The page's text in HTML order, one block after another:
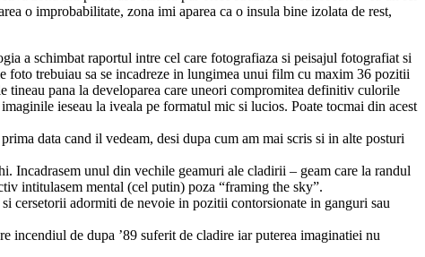
o improbabilitate, zona imi aparea ca o insula bine izolata de rest,
a schimbat raportul intre cel care fotografiaza si peisajul fotografiat si
foto trebuiau sa se incadreze in lungimea unui film cu maxim 36 pozitii
pana la developarea care uneori compromitea definitiv culorile
ieseau la iveala pe formatul mic si lucios. Poate tocmai din acest
data cand il vedeam, desi dupa cum am mai scris si in alte posturi
Incadrasem unul din vechile geamuri ale cladirii – geam care la randul
intitulasem mental (cel putin) poza “framing the sky”.
cersetorii adormiti de nevoie in pozitii contorsionate in ganguri sau
incendiul de dupa ’89 suferit de cladire iar puterea imaginatiei nu